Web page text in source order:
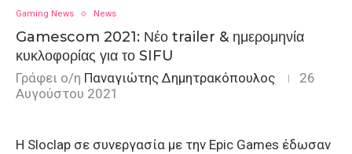
Gaming News News
Gamescom 2021: Νέο trailer & ημερομηνία
κυκλοφορίας για το SIFU
Γράφει ο/η Παναγιώτης Δημητρακόπουλος
26
Αυγούστου 2021
H Sloclap σε συνεργασία με την Epic Games έδωσαν